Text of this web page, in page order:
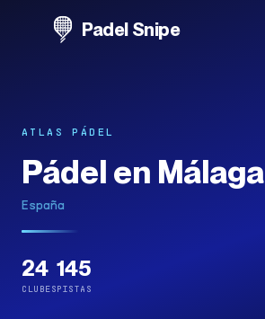
Padel Snipe
ATLAS PÁDEL
Pádel en Málaga
España
24
CLUBES
145
PISTAS